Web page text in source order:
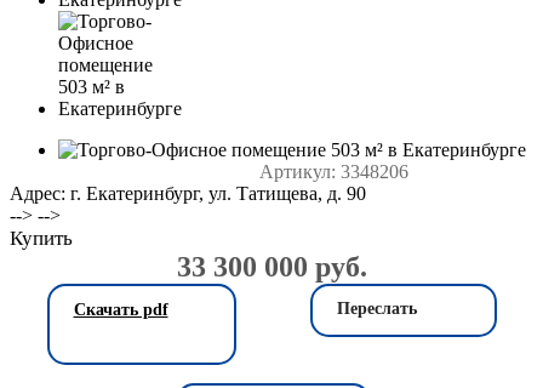
Артикул: 3348206
Адрес: г. Екатеринбург, ул. Татищева, д. 90
33 300 000 руб.
--> -->
Купить
Переслать
Скачать pdf